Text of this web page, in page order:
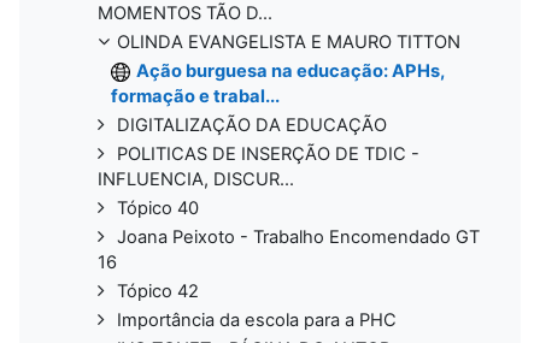
MOMENTOS TÃO D...
OLINDA EVANGELISTA E MAURO TITTON
Ação burguesa na educação: APHs,
formação e trabal...
DIGITALIZAÇÃO DA EDUCAÇÃO
POLITICAS DE INSERÇÃO DE TDIC -
INFLUENCIA, DISCUR...
Tópico 40
Joana Peixoto - Trabalho Encomendado GT
16
Tópico 42
Importância da escola para a PHC